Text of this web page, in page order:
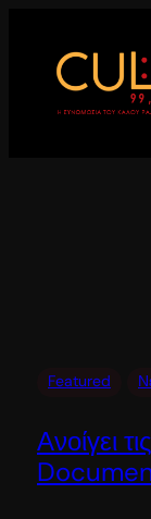
περιεχόμενο
Featured
Ανοίγει